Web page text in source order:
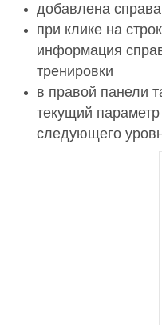
добавлена
при клике на
информация
тренировки
в правой панели
текущий
следующего